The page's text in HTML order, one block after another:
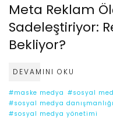
Meta Reklam
Sadeleştiriyor:
Bekliyor?
DEVAMINI OKU
#maske medya #sosyal
#sosyal medya danışmanlığı
#sosyal medya yönetimi